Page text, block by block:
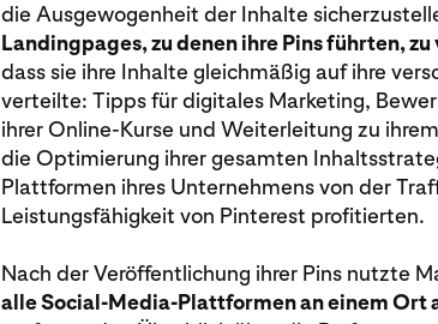
die Ausgewogenheit der Inhalte
Landingpages, zu denen ihre Pins führten,
dass sie ihre Inhalte gleichmäßig auf ihre
verteilte: Tipps für digitales Marketing,
ihrer Online-Kurse und Weiterleitung zu
die Optimierung ihrer gesamten
Plattformen ihres Unternehmens von der
Leistungsfähigkeit von Pinterest profitierten.
Nach der Veröffentlichung ihrer Pins nutzte
alle Social-Media-Plattformen an einem Ort